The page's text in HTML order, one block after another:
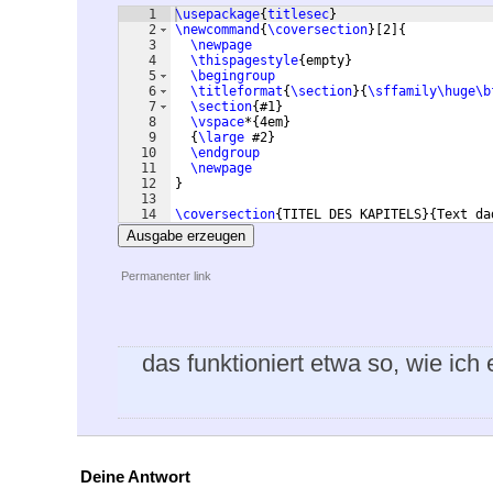
1
2
3
4
5
6
7
8
9
10
11
12
13
14
\usepackage{titlesec}
\newcommand {\coversection} 2 {
\newpage
\thispagestyle{empty}
\begingroup
\titleformat{\section}{
\section{#1}
\vspace*{4em}
{\large #2}
\endgroup
\newpage
}
\coversection{TITEL DES KAPITELS}{Text
Ausgabe erzeugen
Permanenter link
das funktioniert etwa so, wie ich
Deine Antwort